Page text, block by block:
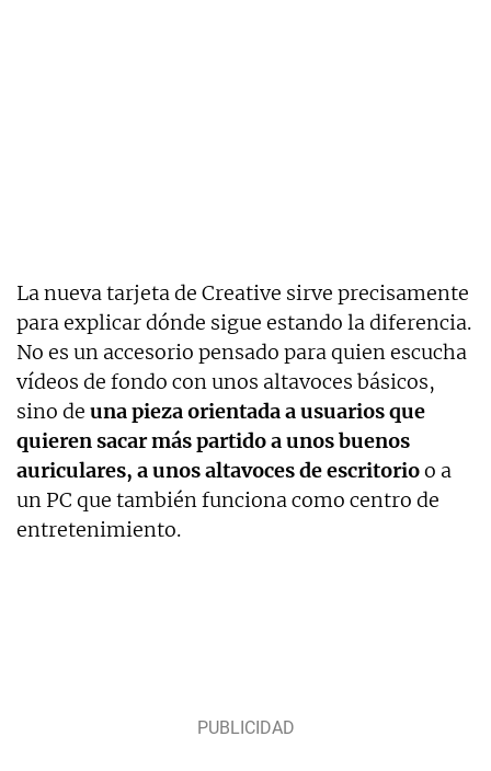
La nueva tarjeta de Creative sirve precisamente
para explicar dónde sigue estando la diferencia.
No es un accesorio pensado para quien escucha
vídeos de fondo con unos altavoces básicos,
sino de una pieza orientada a usuarios que
quieren sacar más partido a unos buenos
auriculares, a unos altavoces de escritorioo a
un PC que también funciona como centro de
entretenimiento.